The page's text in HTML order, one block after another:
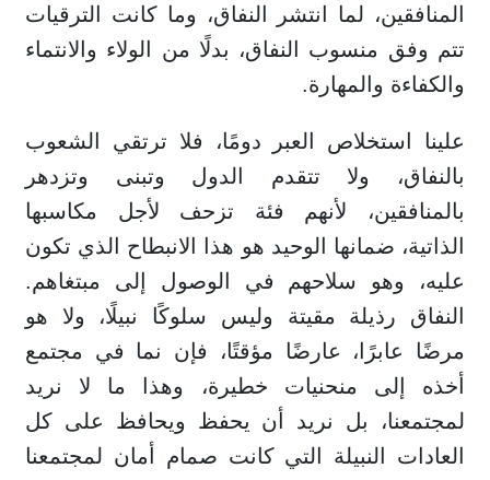
المنافقين، لما انتشر النفاق، وما كانت الترقيات
تتم وفق منسوب النفاق، بدلًا من الولاء والانتماء
والكفاءة والمهارة.
علينا استخلاص العبر دومًا، فلا ترتقي الشعوب
بالنفاق، ولا تتقدم الدول وتبنى وتزدهر
بالمنافقين، لأنهم فئة تزحف لأجل مكاسبها
الذاتية، ضمانها الوحيد هو هذا الانبطاح الذي تكون
عليه، وهو سلاحهم في الوصول إلى مبتغاهم.
النفاق رذيلة مقيتة وليس سلوكًا نبيلًا، ولا هو
مرضًا عابرًا، عارضًا مؤقتًا، فإن نما في مجتمع
أخذه إلى منحنيات خطيرة، وهذا ما لا نريد
لمجتمعنا، بل نريد أن يحفظ ويحافظ على كل
العادات النبيلة التي كانت صمام أمان لمجتمعنا